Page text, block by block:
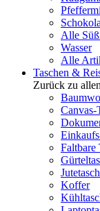
Alle
Wasser
Alle
Taschen &
Zurück zu
Canvas-
Faltbare
Koffer